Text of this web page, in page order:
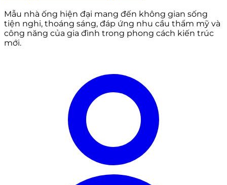
Mẫu nhà ống hiện đại mang đến không gian sống
tiện nghi, thoáng sáng, đáp ứng nhu cầu thẩm mỹ và
công năng của gia đình trong phong cách kiến trúc
mới.